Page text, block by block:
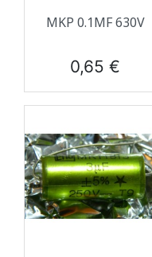
MKP 0.1ΜF 630V
Prix
0,65 €